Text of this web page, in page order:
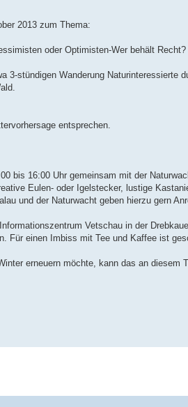
2013 zum Thema:
oder Optimisten-Wer behält Recht?
3-stündigen Wanderung Naturinteressierte
entsprechen.
bis 16:00 Uhr gemeinsam mit der
Eulen- oder Igelstecker, lustige
und der Naturwacht geben hierzu gern
Vetschau in der
Für einen Imbiss mit Tee und Kaffee ist
erneuern möchte, kann das an diesem